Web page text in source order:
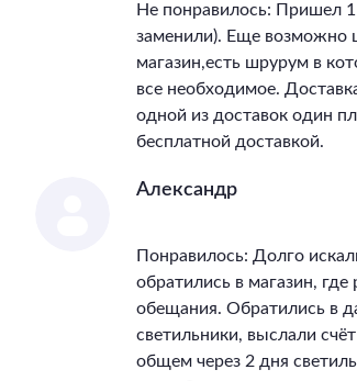
Не понравилось: Пришел
заменили). Еще возможно
магазин,есть шрурум в
все необходимое.
одной из доставок один
бесплатной доставкой.
Александр
Понравилось: Долго
обратились в магазин,
обещания. Обратились в
светильники, выслали
общем через 2 дня